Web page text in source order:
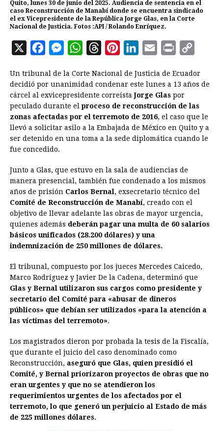
Quito, lunes 30 de junio del 2025. Audiencia de sentencia en el
caso Reconstrucción de Manabí donde se encuentra sindicado
el ex Vicepresidente de la República Jorge Glas, en la Corte
Nacional de Justicia. Fotos :API / Rolando Enríquez.
X
c
e
b
o
o
k
M
s
s
e
n
g
W
a
t
s
A
p
r
e
a
d
s
n
t
e
r
e
t
n
k
e
d
I
a
i
l
i
n
t
p
L
i
n
Un tribunal de la Corte Nacional de Justicia de Ecuador
decidió por unanimidad condenar este lunes a 13 años de
cárcel al exvicepresidente correístaJorge Glas por
peculado durante el proceso de reconstrucción de las
zonas afectadas por el terremoto de 2016, el caso que le
llevó a solicitar asilo a la Embajada de México en Quito y a
ser detenido en una toma a la sede diplomática cuando le
fue concedido.
Junto a Glas, que estuvo en la sala de audiencias de
manera presencial, también fue condenado a los mismos
años de prisión Carlos Bernal, exsecretario técnico del
Comité de Reconstrucción de Manabí, creado con el
objetivo de llevar adelante las obras de mayor urgencia,
quienes además deberán pagar una multa de 60 salarios
básicos unificados (28.200 dólares) y una
indemnización de 250 millones de dólares.
El tribunal, compuesto por los jueces Mercedes Caicedo,
Marco Rodríguez y Javier De la Cadena, determinó que
Glas y Bernal utilizaron sus cargos como presidente y
secretario del Comité para «abusar de dineros
públicos» que debían ser utilizados «para la atención a
las víctimas del terremoto».
Los magistrados dieron por probada la tesis de la Fiscalía,
que durante el juicio del caso denominado como
Reconstrucción, aseguró que Glas, quien presidió el
Comité, y Bernal priorizaron proyectos de obras que no
eran urgentes y que no se atendieron los
requerimientos urgentes de los afectados por el
terremoto, lo que generó un perjuicio al Estado de más
de 225 millones dólares.